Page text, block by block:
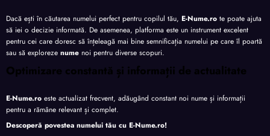
Dacă ești în căutarea numelui perfect pentru copilul tău, E-Nume.ro te poate ajuta
să iei o decizie informată. De asemenea, platforma este un instrument excelent
pentru cei care doresc să înțeleagă mai bine semnificația numelui pe care îl poartă
sau să exploreze nume noi pentru diverse scopuri.
Optimizare constantă și informații de actualitate
E-Nume.ro este actualizat frecvent, adăugând constant noi nume și informații
pentru a rămâne relevant și complet.
Descoperă povestea numelui tău cu E-Nume.ro!